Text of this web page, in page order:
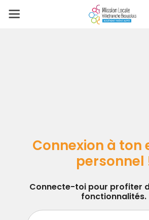
Connexion à ton
personnel
Connecte-toi pour profiter
fonctionnalités.